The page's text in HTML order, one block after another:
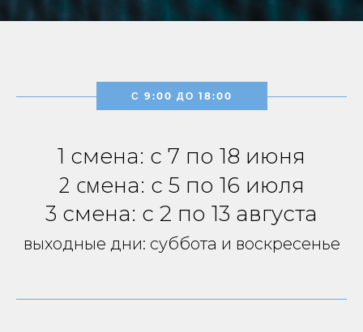
С 9:00 ДО 18:00
1 смена: с 7 по 18 июня
2 смена: с 5 по 16 июля
3 смена: с 2 по 13 августа
выходные дни: суббота и воскресенье